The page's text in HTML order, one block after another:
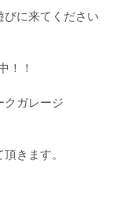
に来てください
！！
クガレージ
きます。